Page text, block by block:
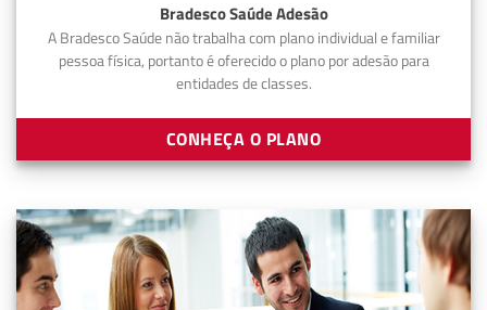
Bradesco Saúde Adesão
A Bradesco Saúde não trabalha com plano individual e familiar
pessoa física, portanto é oferecido o plano por adesão para
entidades de classes.
CONHEÇA O PLANO